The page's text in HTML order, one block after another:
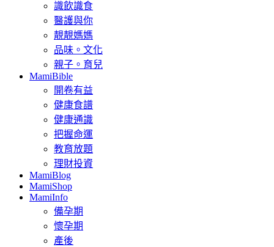
識飲識食
醫護與你
靚靚媽媽
品味。文化
親子。育兒
MamiBible
開卷有益
健康食譜
健康通識
把握命運
教育放題
理財投資
MamiBlog
MamiShop
MamiInfo
備孕期
懷孕期
產後